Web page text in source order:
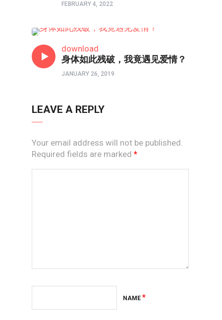
FEBRUARY 4, 2022
download
身体如此残破，我竟遇见爱情？
JANUARY 26, 2019
LEAVE A REPLY
Your email address will not be published.
Required fields are marked *
NAME *